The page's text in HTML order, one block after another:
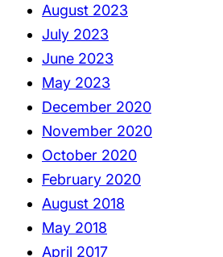
August 2023
July 2023
June 2023
May 2023
December 2020
November 2020
October 2020
February 2020
August 2018
May 2018
April 2017